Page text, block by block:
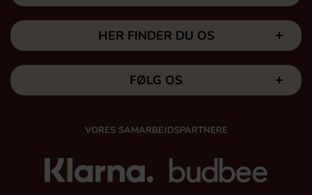
HER FINDER DU OS
FØLG OS
VORES SAMARBEJDSPARTNERE